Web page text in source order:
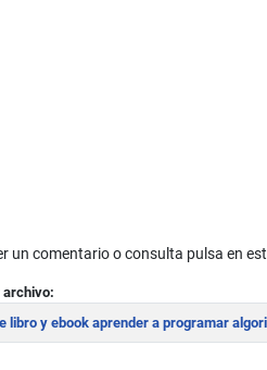
un comentario o consulta pulsa en
archivo:
libro y ebook aprender a programar